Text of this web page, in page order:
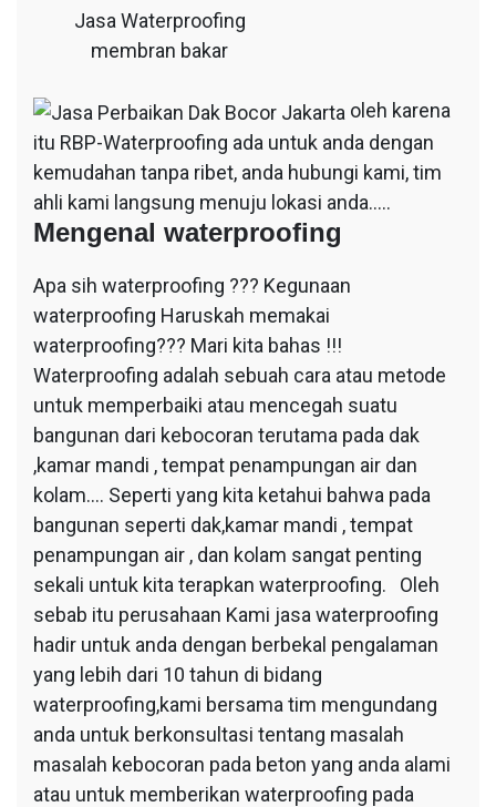
Jasa Waterproofing
membran bakar
oleh karena
itu RBP-Waterproofing ada untuk anda dengan
kemudahan tanpa ribet, anda hubungi kami, tim
ahli kami langsung menuju lokasi anda…..
Mengenal waterproofing
Apa sih waterproofing ??? Kegunaan
waterproofing Haruskah memakai
waterproofing??? Mari kita bahas !!!
Waterproofing adalah sebuah cara atau metode
untuk memperbaiki atau mencegah suatu
bangunan dari kebocoran terutama pada dak
,kamar mandi , tempat penampungan air dan
kolam…. Seperti yang kita ketahui bahwa pada
bangunan seperti dak,kamar mandi , tempat
penampungan air , dan kolam sangat penting
sekali untuk kita terapkan waterproofing. Oleh
sebab itu perusahaan Kami jasa waterproofing
hadir untuk anda dengan berbekal pengalaman
yang lebih dari 10 tahun di bidang
waterproofing,kami bersama tim mengundang
anda untuk berkonsultasi tentang masalah
masalah kebocoran pada beton yang anda alami
atau untuk memberikan waterproofing pada